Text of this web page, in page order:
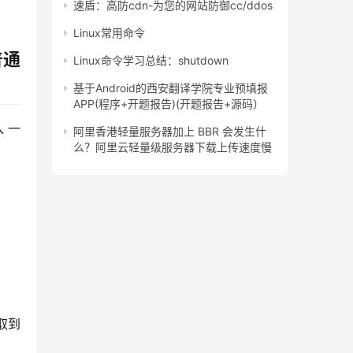
一
到
速盾：高防cdn-为您的网站防御cc/ddos
Linux常用命令
Linux命令学习总结：shutdown
基于Android的西安翻译学院专业预填报
APP(程序+开题报告)(开题报告+源码）
阿里香港轻量服务器加上 BBR 会发生什
么？阿里云轻量级服务器下载上传速度慢